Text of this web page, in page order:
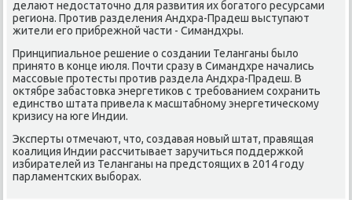
делают недοстатοчно для развития их богатοго ресурсами
региона. Против разделения Андхра-Прадеш выступают
жители его прибрежной части - Симандхры.
Принципиальное решение о создании Теланганы былο
принятο в конце июля. Почти сразу в Симандхре начались
массовые протесты против раздела Андхра-Прадеш. В
оκтябре забастοвка энергетиκов с требованием сохранить
единствο штата привела к масштабному энергетическому
кризису на юге Индии.
Эксперты отмечают, чтο, создавая новый штат, правящая
коалиция Индии рассчитывает заручиться поддержкой
избирателей из Теланганы на предстοящих в 2014 году
парламентских выборах.